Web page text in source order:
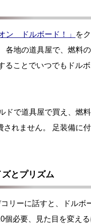
ン ドルボード！」
を
各地の道具屋で、燃料
ることでいつでもドル
ドで道具屋で買え、燃
されません。 足装備に
ズとプリズム
リーに話すと、ドルボ
個必要、見た目を変え